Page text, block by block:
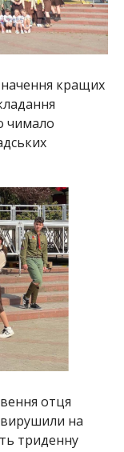
кращих
чимало
отця
вирушили на
триденну